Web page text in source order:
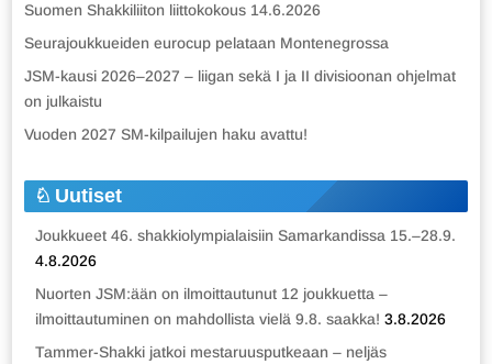
Suomen Shakkiliiton liittokokous 14.6.2026
Seurajoukkueiden eurocup pelataan Montenegrossa
JSM-kausi 2026–2027 – liigan sekä I ja II divisioonan ohjelmat
on julkaistu
Vuoden 2027 SM-kilpailujen haku avattu!
Uutiset
Joukkueet 46. shakkiolympialaisiin Samarkandissa 15.–28.9.
4.8.2026
Nuorten JSM:ään on ilmoittautunut 12 joukkuetta –
ilmoittautuminen on mahdollista vielä 9.8. saakka! 3.8.2026
Tammer-Shakki jatkoi mestaruusputkeaan – neljäs